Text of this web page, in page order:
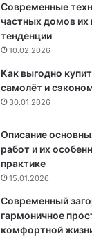
Современные
частных домов
тенденции
10.02.2026
Как выгодно
самолёт и
30.01.2026
Описание
работ и их
практике
15.01.2026
Современный
гармоничное
комфортной